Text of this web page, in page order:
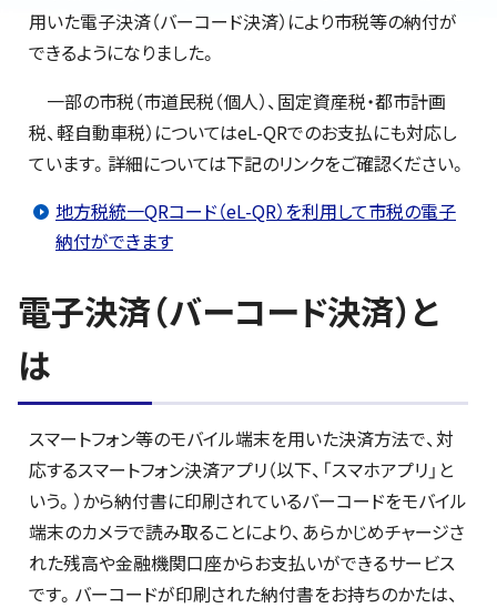
用いた電子決済（バーコード決済）により市税等の納付が
できるようになりました。
一部の市税（市道民税（個人）、固定資産税・都市計画
税、軽自動車税）についてはeL-QRでのお支払にも対応し
ています。詳細については下記のリンクをご確認ください。
地方税統一QRコード（eL-QR）を利用して市税の電子
納付ができます
電子決済（バーコード決済）と
は
スマートフォン等のモバイル端末を用いた決済方法で、対
応するスマートフォン決済アプリ（以下、「スマホアプリ」と
いう。）から納付書に印刷されているバーコードをモバイル
端末のカメラで読み取ることにより、あらかじめチャージさ
れた残高や金融機関口座からお支払いができるサービス
です。バーコードが印刷された納付書をお持ちのかたは、